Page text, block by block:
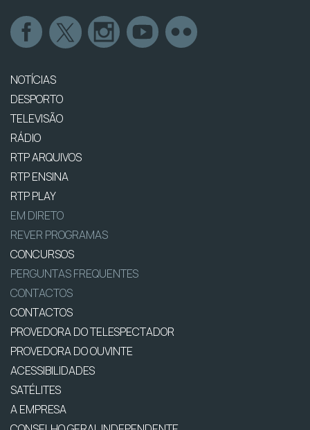
NOTÍCIAS
DESPORTO
TELEVISÃO
RÁDIO
RTP ARQUIVOS
RTP ENSINA
RTP PLAY
EM DIRETO
REVER PROGRAMAS
CONCURSOS
PERGUNTAS FREQUENTES
CONTACTOS
CONTACTOS
PROVEDORA DO TELESPECTADOR
PROVEDORA DO OUVINTE
ACESSIBILIDADES
SATÉLITES
A EMPRESA